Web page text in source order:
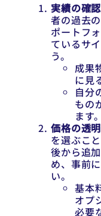
実績の確認
者の過去
ポートフ
ているサ
う。
成果
に見
自分
もの
ます。
価格の透
を選ぶこ
後から追
め、事前
い。
基本
オプ
必要